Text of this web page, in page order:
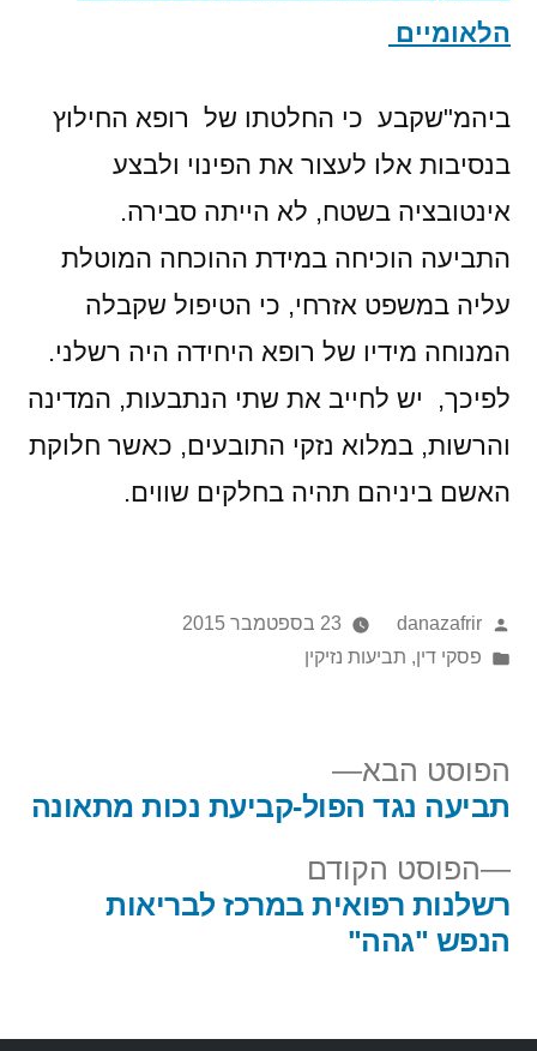
הלאומיים
ביהמ"שקבע כי החלטתו של רופא החילוץ
בנסיבות אלו לעצור את הפינוי ולבצע
אינטובציה בשטח, לא הייתה סבירה.
התביעה הוכיחה במידת ההוכחה המוטלת
עליה במשפט אזרחי, כי הטיפול שקבלה
המנוחה מידיו של רופא היחידה היה רשלני.
לפיכך, יש לחייב את שתי הנתבעות, המדינה
והרשות, במלוא נזקי התובעים, כאשר חלוקת
האשם ביניהם תהיה בחלקים שווים.
danazafrir
23 בספטמבר 2015
פסקי דין, תביעות נזיקין
הפוסט הקודם
רשלנות רפואית במרכז לבריאות
הנפש "גהה"
הפוסט הבא
תביעה נגד הפול-קביעת נכות מתאונה